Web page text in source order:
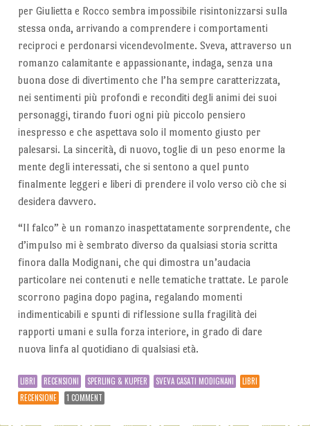
per Giulietta e Rocco sembra impossibile risintonizzarsi sulla
stessa onda, arrivando a comprendere i comportamenti
reciproci e perdonarsi vicendevolmente. Sveva, attraverso un
romanzo calamitante e appassionante, indaga, senza una
buona dose di divertimento che l’ha sempre caratterizzata,
nei sentimenti più profondi e reconditi degli animi dei suoi
personaggi, tirando fuori ogni più piccolo pensiero
inespresso e che aspettava solo il momento giusto per
palesarsi. La sincerità, di nuovo, toglie di un peso enorme la
mente degli interessati, che si sentono a quel punto
finalmente leggeri e liberi di prendere il volo verso ciò che si
desidera davvero.
“Il falco” è un romanzo inaspettatamente sorprendente, che
d’impulso mi è sembrato diverso da qualsiasi storia scritta
finora dalla Modignani, che qui dimostra un’audacia
particolare nei contenuti e nelle tematiche trattate. Le parole
scorrono pagina dopo pagina, regalando momenti
indimenticabili e spunti di riflessione sulla fragilità dei
rapporti umani e sulla forza interiore, in grado di dare
nuova linfa al quotidiano di qualsiasi età.
LIBRI RECENSIONI SPERLING & KUPFER SVEVA CASATI MODIGNANI
LIBRI
RECENSIONE
1 COMMENT